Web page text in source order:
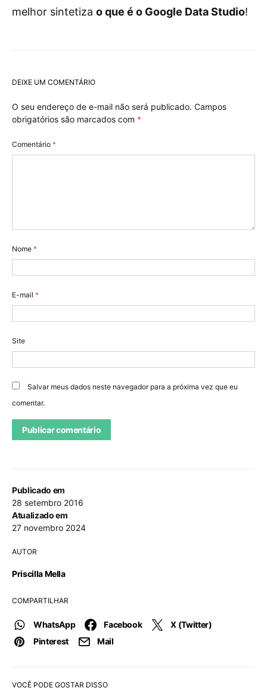
Publicado em
28 setembro 2016
Atualizado em
27 novembro 2024
AUTOR
Priscilla Mella
COMPARTILHAR
WhatsApp Facebook
X (Twitter)
Pinterest
Mail
melhor sintetiza o que é o Google Data Studio!
DEIXE UM COMENTÁRIO
O seu endereço de e-mail não será publicado. Campos
obrigatórios são marcados com *
Comentário *
Nome *
E-mail *
Site
Salvar meus dados neste navegador para a próxima vez que eu
comentar.
VOCÊ PODE GOSTAR DISSO